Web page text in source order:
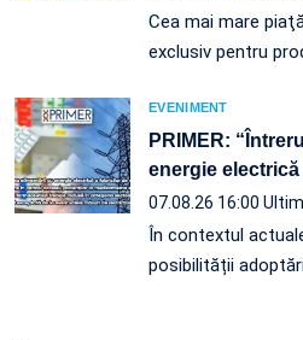
Cea mai mare
exclusiv pentru
EVENIMENT
PRIMER:
energie
07.08.26 16:00
În contextul
posibilității